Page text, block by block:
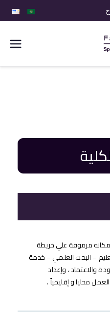
كلية التربية
مكانه مرموقة علي خريطة
– البحث العلمي – خدمة
والاعتماد ، وإعداد
محليا و إقليمياً .